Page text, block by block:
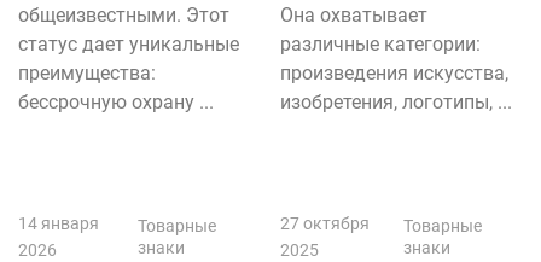
общеизвестными. Этот
статус дает уникальные
преимущества:
бессрочную охрану ...
Она охватывает
различные категории:
произведения искусства,
изобретения, логотипы, ...
14 января
2026
Товарные
знаки
27 октября
2025
Товарные
знаки